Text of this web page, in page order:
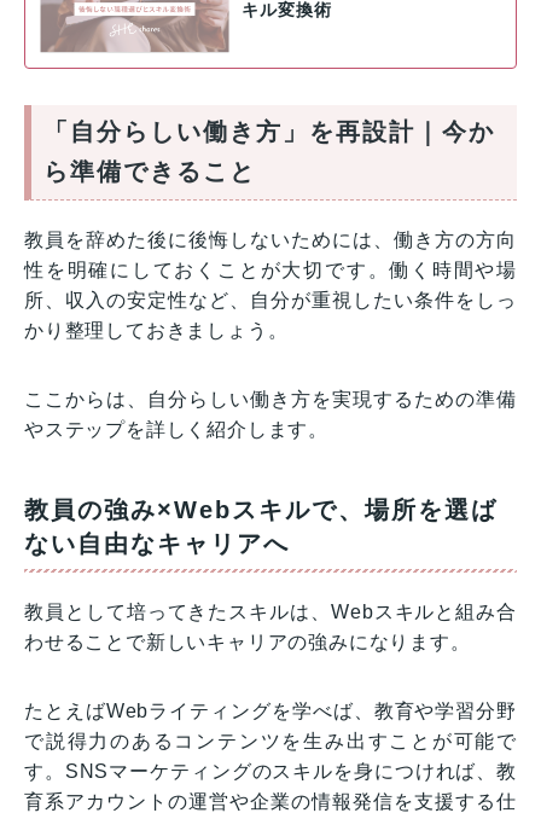
キル変換術
「自分らしい働き方」を再設計｜今か
ら準備できること
教員を辞めた後に後悔しないためには、働き方の方向
性を明確にしておくことが大切です。働く時間や場
所、収入の安定性など、自分が重視したい条件をしっ
かり整理しておきましょう。
ここからは、自分らしい働き方を実現するための準備
やステップを詳しく紹介します。
教員の強み×Webスキルで、場所を選ば
ない自由なキャリアへ
教員として培ってきたスキルは、Webスキルと組み合
わせることで新しいキャリアの強みになります。
たとえばWebライティングを学べば、教育や学習分野
で説得力のあるコンテンツを生み出すことが可能で
す。SNSマーケティングのスキルを身につければ、教
育系アカウントの運営や企業の情報発信を支援する仕